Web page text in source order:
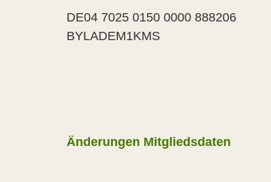
DE04 7025 0150 0000 888206
BYLADEM1KMS
Änderungen Mitgliedsdaten